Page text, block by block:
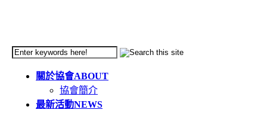
關於協會ABOUT
協會簡介
最新活動NEWS